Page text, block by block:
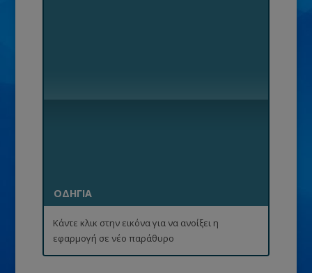
ΟΔΗΓΙΑ
Κάντε κλικ στην εικόνα για να ανοίξει η
εφαρμογή σε νέο παράθυρο